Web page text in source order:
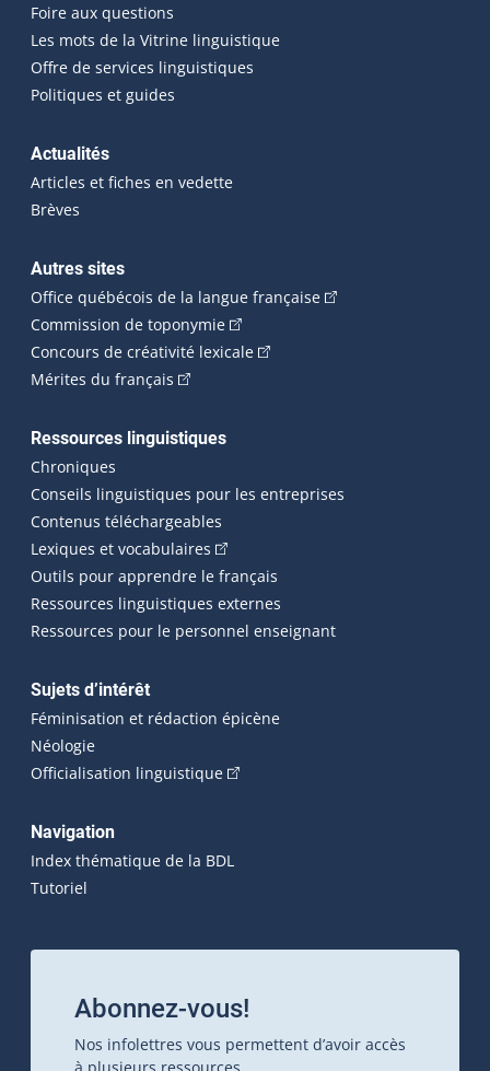
Foire aux questions
Les mots de la Vitrine linguistique
Offre de services linguistiques
Politiques et guides
Actualités
Articles et fiches en vedette
Brèves
Autres sites
Office québécois de la langue française(Cet hyperlien
Commission de toponymie(Cet hyperlien externe s'ouvrira
Concours de créativité lexicale(Cet hyperlien externe
Mérites du français (Cet hyperlien externe s'ouvrira dans une
Ressources linguistiques
Chroniques
Conseils linguistiques pour les entreprises
Contenus téléchargeables
Lexiques et vocabulaires (Cet hyperlien externe s'ouvrira
Outils pour apprendre le français
Ressources linguistiques externes
Ressources pour le personnel enseignant
Sujets d’intérêt
Féminisation et rédaction épicène
Néologie
Officialisation linguistique(Cet hyperlien externe s'ouvrira
Navigation
Index thématique de la BDL
Tutoriel
Abonnez-vous!
Nos infolettres vous permettent d’avoir accès
à plusieurs ressources.